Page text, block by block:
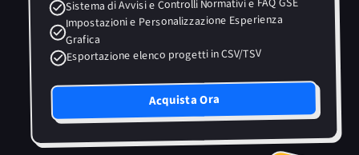
Sistema di Avvisi e Controlli Normativi e FAQ GSE
Impostazioni e Personalizzazione Esperienza
Grafica
Esportazione elenco progetti in CSV/TSV
Acquista Ora